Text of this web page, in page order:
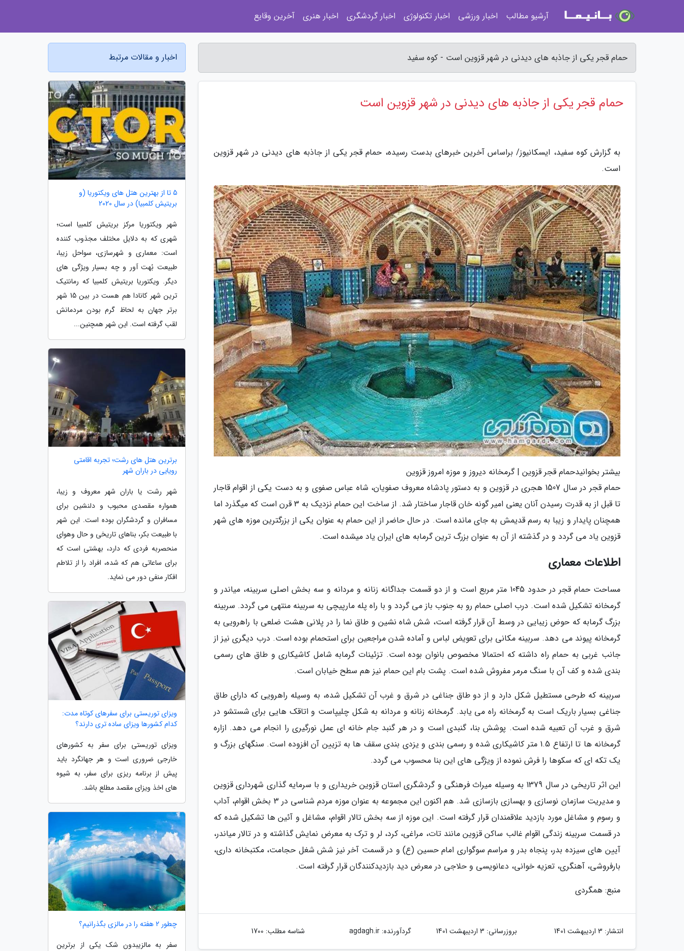
حمام قجر یکی از جاذبه های دیدنی در شهر قزوین است - کوه سفید
حمام قجر یکی از جاذبه های دیدنی در شهر قزوین است
به گزارش کوه سفید، ایسکانیوز/ براساس آخرین خبرهای بدست رسیده، حمام قجر یکی از جاذبه های دیدنی در شهر قزوین
است.
بیشتر بخوانیدحمام قجر قزوین | گرمخانه دیروز و موزه امروز قزوین
حمام قجر در سال 1507 هجری در قزوین و به دستور پادشاه معروف صفویان، شاه عباس صفوی و به دست یکی از اقوام قاجار
تا قبل از به قدرت رسیدن آنان یعنی امیر گونه خان قاجار ساختار شد. از ساخت این حمام نزدیک به 3 قرن است که میگذرد اما
همچنان پایدار و زیبا به رسم قدیمش به جای مانده است. در حال حاضر از این حمام به عنوان یکی از بزرگترین موزه های شهر
قزوین یاد می گردد و در گذشته از آن به عنوان بزرگ ترین گرمابه های ایران یاد میشده است.
اطلاعات معماری
مساحت حمام قجر در حدود 1045 متر مربع است و از دو قسمت جداگانه زنانه و مردانه و سه بخش اصلی سربینه، میاندر و
گرمخانه تشکیل شده است. درب اصلی حمام رو به جنوب باز می گردد و با راه پله مارپیچی به سربینه منتهی می گردد. سربینه
بزرگ گرمابه که حوض زیبایی در وسط آن قرار گرفته است، شش شاه نشین و طاق نما را در پلانی هشت ضلعی با راهرویی به
گرمخانه پیوند می دهد. سربینه مکانی برای تعویض لباس و آماده شدن مراجعین برای استحمام بوده است. درب دیگری نیز از
جانب غربی به حمام راه داشته که احتمالا مخصوص بانوان بوده است. تزئینات گرمابه شامل کاشیکاری و طاق های رسمی
بندی شده و کف آن با سنگ مرمر مفروش شده است. پشت بام این حمام نیز هم سطح خیابان است.
سربینه که طرحی مستطیل شکل دارد و از دو طاق جناغی در شرق و غرب آن تشکیل شده، به وسیله راهرویی که دارای طاق
جناغی بسیار باریک است به گرمخانه راه می یابد. گرمخانه زنانه و مردانه به شکل چلیپاست و اتاقک هایی برای شستشو در
شرق و غرب آن تعبیه شده است. پوشش بنا، گنبدی است و در هر گنبد جام خانه ای عمل نورگیری را انجام می دهد. ازاره
گرمخانه ها تا ارتفاع 1.5 متر کاشیکاری شده و رسمی بندی و یزدی بندی سقف ها به تزیین آن افزوده است. سنگهای بزرگ و
یک تکه ای که سکوها را فرش نموده از ویژگی های این بنا محسوب می گردد.
این اثر تاریخی در سال 1379 به وسیله میراث فرهنگی و گردشگری استان قزوین خریداری و با سرمایه گذاری شهرداری قزوین
و مدیریت سازمان نوسازی و بهسازی بازسازی شد. هم اکنون این مجموعه به عنوان موزه مردم شناسی در 3 بخش اقوام، آداب
و رسوم و مشاغل مورد بازدید علاقمندان قرار گرفته است. این موزه از سه بخش تالار اقوام، مشاغل و آئین ها تشکیل شده که
در قسمت سربینه زندگی اقوام غالب ساکن قزوین مانند تات، مراغی، کرد، لر و ترک به معرض نمایش گذاشته و در تالار میاندر،
آیین های سیزده بدر، پنجاه بدر و مراسم سوگواری امام حسین (ع) و در قسمت آخر نیز شش شغل حجامت، مکتبخانه داری،
بارفروشی، آهنگری، تعزیه خوانی، دعانویسی و حلاجی در معرض دید بازدیدکنندگان قرار گرفته است.
منبع: همگردی
انتشار: 3 اردیبهشت 1401 بروزرسانی: 3 اردیبهشت 1401 گردآورنده:agdagh.ir شناسه مطلب: 1700
اخبار و مقالات مرتبط
5 تا از بهترین هتل های ویکتوریا (و
بریتیش کلمبیا) در سال 2020
شهر ویکتوریا مرکز بریتیش کلمبیا است؛
شهری که به دلایل مختلف مجذوب کننده
است: معماری و شهرسازی، سواحل زیبا،
طبیعت بُهت آور و چه بسیار ویژگی های
دیگر. ویکتوریا بریتیش کلمبیا که رمانتیک
ترین شهر کانادا هم هست در بین 15 شهر
برتر جهان به لحاظ گرم بودن مردمانش
لقب گرفته است. این شهر همچنین...
برترین هتل های رشت؛ تجربه اقامتی
رویایی در باران شهر
شهر رشت یا باران شهر معروف و زیبا،
همواره مقصدی محبوب و دلنشین برای
مسافران و گردشگران بوده است. این شهر
با طبیعت بکر، بناهای تاریخی و حال وهوای
منحصربه فردی که دارد، بهشتی است که
برای ساعاتی هم که شده، افراد را از تلاطم
افکار منفی دور می نماید.
ویزای توریستی برای سفرهای کوتاه مدت:
کدام کشورها ویزای ساده تری دارند؟
ویزای توریستی برای سفر به کشورهای
خارجی ضروری است و هر جهانگرد باید
پیش از برنامه ریزی برای سفر، به شیوه
های اخذ ویزای مقصد مطلع باشد.
چطور 2 هفته را در مالزی بگذرانیم؟
سفر به مالزیبدون شک یکی از برترین
آرشیو مطالب اخبار ورزشی اخبار تکنولوژی اخبار گردشگری اخبار هنری آخرین وقایع